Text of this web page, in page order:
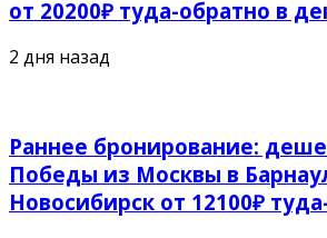
от 20200₽ туда-обратно в
2 дня назад
Раннее бронирование:
Победы из Москвы в
Новосибирск от 12100₽